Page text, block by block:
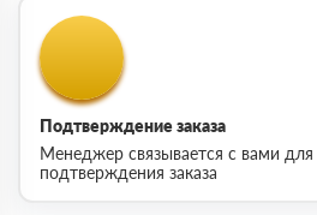
Подтверждение заказа
Менеджер связывается с вами
подтверждения заказа